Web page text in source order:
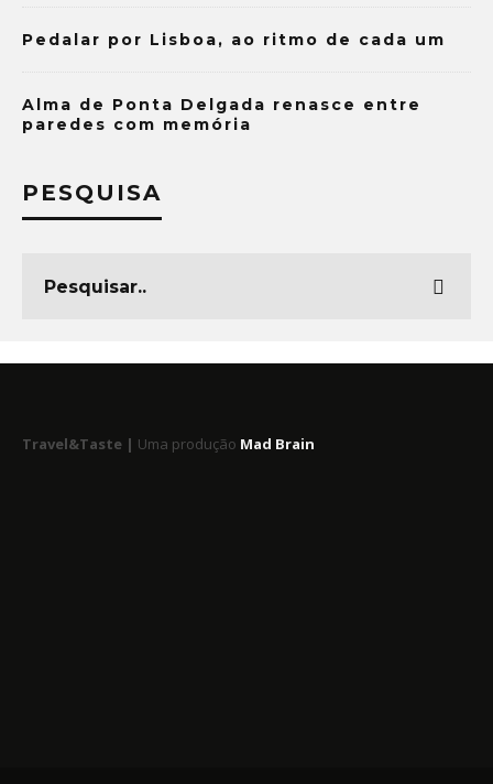
Pedalar por Lisboa, ao ritmo de cada um
Alma de Ponta Delgada renasce entre
paredes com memória
PESQUISA
Travel&Taste | Uma produção Mad Brain